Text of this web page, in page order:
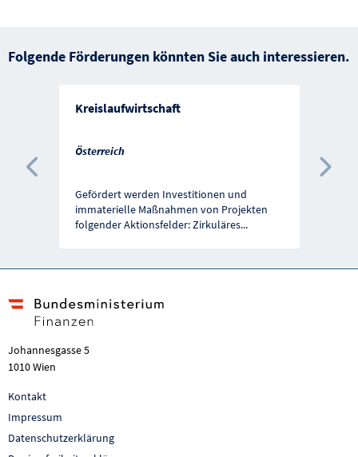
Folgende Förderungen könnten Sie auch interessieren.
Kreislaufwirtschaft
Österreich
Gefördert werden Investitionen und
immaterielle Maßnahmen von Projekten
folgender Aktionsfelder: Zirkuläres...
Vorherige Förderung
Johannesgasse 5
1010 Wien
Kontakt
Impressum
Datenschutzerklärung